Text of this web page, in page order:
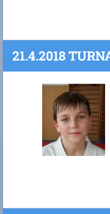
21.4.2018